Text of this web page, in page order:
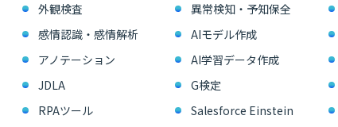
外観検査 異常検知・予知保全
感情認識・感情解析 AIモデル作成
アノテーション AI学習データ作成
JDLA G検定
RPAツール Salesforce Einstein